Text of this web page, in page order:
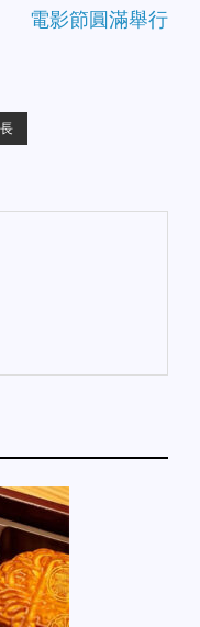
電影節圓滿舉行